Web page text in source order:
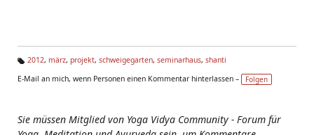
g
2012, märz, projekt, schweigegarten, seminarhaus, shanti
E-Mail an mich, wenn Personen einen Kommentar hinterlassen –
Folgen
Sie müssen Mitglied von Yoga Vidya Community - Forum für